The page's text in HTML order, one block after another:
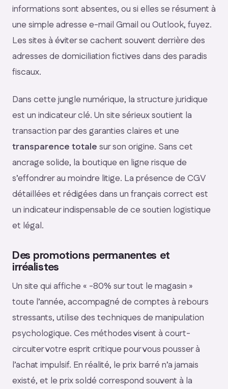
informations sont absentes, ou si elles se résument à
une simple adresse e-mail Gmail ou Outlook, fuyez.
Les sites à éviter se cachent souvent derrière des
adresses de domiciliation fictives dans des paradis
fiscaux.
Dans cette jungle numérique, la structure juridique
est un indicateur clé. Un site sérieux soutient la
transaction par des garanties claires et une
transparence totale sur son origine. Sans cet
ancrage solide, la boutique en ligne risque de
s’effondrer au moindre litige. La présence de CGV
détaillées et rédigées dans un français correct est
un indicateur indispensable de ce soutien logistique
et légal.
Des promotions permanentes et
irréalistes
Un site qui affiche « -80% sur tout le magasin »
toute l’année, accompagné de comptes à rebours
stressants, utilise des techniques de manipulation
psychologique. Ces méthodes visent à court-
circuiter votre esprit critique pour vous pousser à
l’achat impulsif. En réalité, le prix barré n’a jamais
existé, et le prix soldé correspond souvent à la